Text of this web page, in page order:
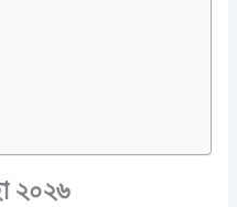
২০২৬